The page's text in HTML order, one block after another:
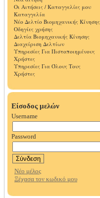
Οι Αιτήσεις / Καταγγελίες μου
Καταγγελία
Νέο Δελτίο Βιομηχανικής Κίνησης
Οδηγίες χρήσης
Δελτία Βιομηχανικής Κίνησης
Διαχείριση Δελτίων
Υπηρεσίες Για Πιστοποιημένους
Χρήστες
Υπηρεσίες Για Όλους Τους
Χρήστες